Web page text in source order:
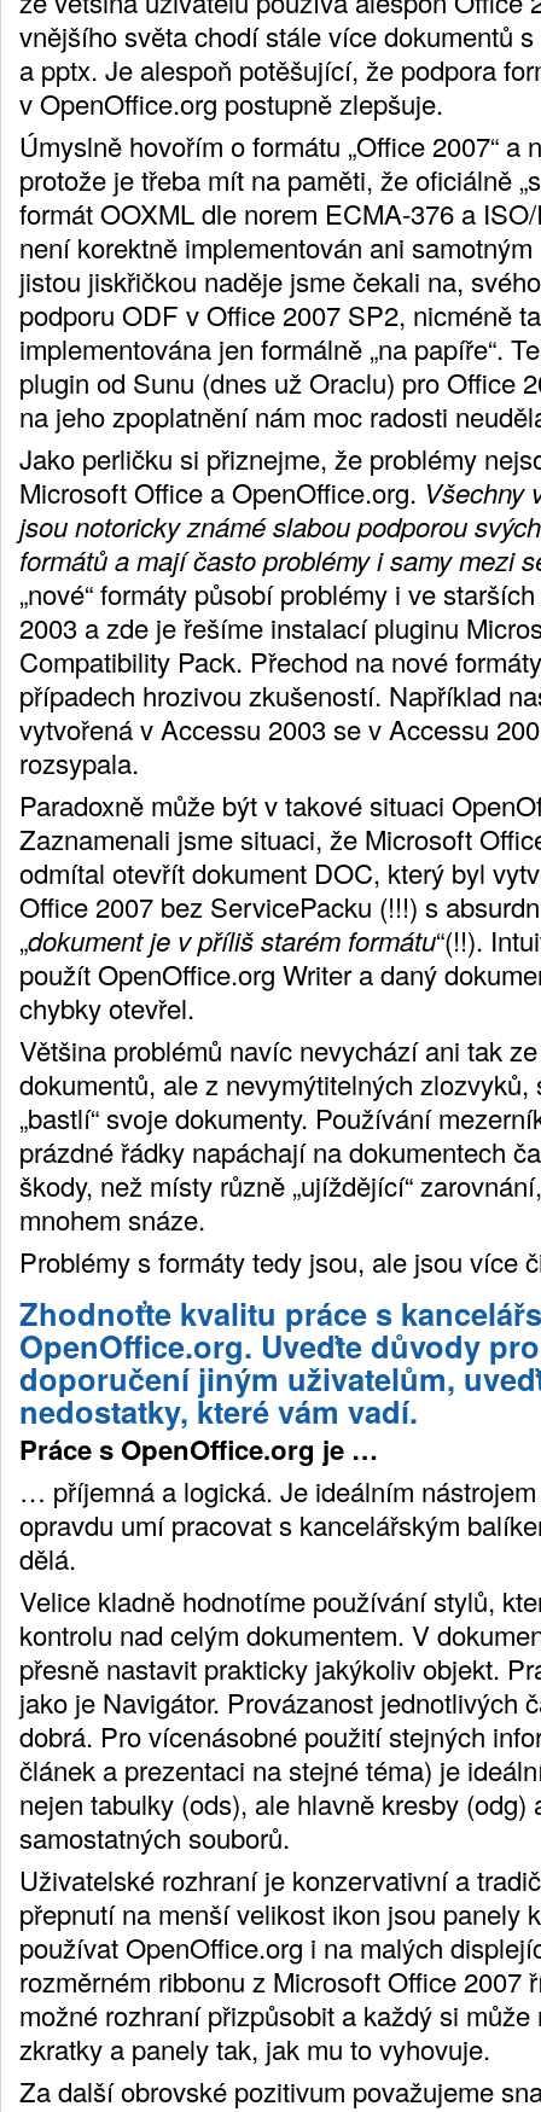
vnějšího světa chodí stále více dokumentů
a pptx. Je alespoň potěšující, že podpora
v OpenOffice.org postupně zlepšuje.
Úmyslně hovořím o formátu „Office 2007“ a
protože je třeba mít na paměti, že oficiálně
formát OOXML dle norem ECMA-376 a
není korektně implementován ani
jistou jiskřičkou naděje jsme čekali na,
podporu ODF v Office 2007 SP2, nicméně
implementována jen formálně „na papíře“.
plugin od Sunu (dnes už Oraclu) pro Office
na jeho zpoplatnění nám moc radosti
Jako perličku si přiznejme, že problémy
Microsoft Office a OpenOffice.org. Všechny
jsou notoricky známé slabou podporou
formátů a mají často problémy i samy mezi
„nové“ formáty působí problémy i ve
2003 a zde je řešíme instalací pluginu
Compatibility Pack. Přechod na nové
případech hrozivou zkušeností. Například
vytvořená v Accessu 2003 se v Accessu
rozsypala.
Paradoxně může být v takové situaci
Zaznamenali jsme situaci, že Microsoft
odmítal otevřít dokument DOC, který byl
Office 2007 bez ServicePacku (!!!) s
„dokument je v příliš starém formátu“(!!).
použít OpenOffice.org Writer a daný
chybky otevřel.
Většina problémů navíc nevychází ani tak
dokumentů, ale z nevymýtitelných
„bastlí“ svoje dokumenty. Používání
prázdné řádky napáchají na dokumentech
škody, než místy různě „ujíždějící“
mnohem snáze.
Problémy s formáty tedy jsou, ale jsou více
Zhodnoťte kvalitu práce s
OpenOffice.org. Uveďte důvody
doporučení jiným uživatelům,
nedostatky, které vám vadí.
Práce s OpenOffice.org je …
… příjemná a logická. Je ideálním
opravdu umí pracovat s kancelářským
dělá.
Velice kladně hodnotíme používání stylů,
kontrolu nad celým dokumentem. V
přesně nastavit prakticky jakýkoliv objekt.
jako je Navigátor. Provázanost jednotlivých
dobrá. Pro vícenásobné použití stejných
článek a prezentaci na stejné téma) je
nejen tabulky (ods), ale hlavně kresby (odg)
samostatných souborů.
Uživatelské rozhraní je konzervativní a
přepnutí na menší velikost ikon jsou panely
používat OpenOffice.org i na malých
rozměrném ribbonu z Microsoft Office 2007
možné rozhraní přizpůsobit a každý si
zkratky a panely tak, jak mu to vyhovuje.
Za další obrovské pozitivum považujeme